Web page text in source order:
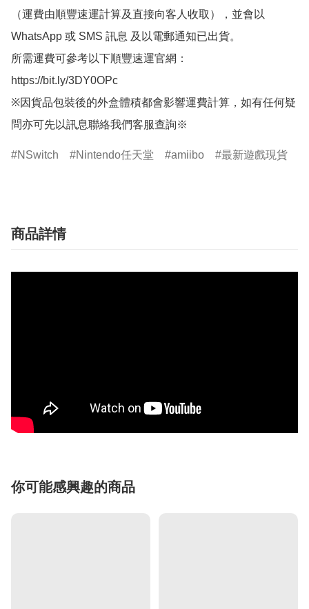
（運費由順豐速運計算及直接向客人收取），並會以
WhatsApp 或 SMS 訊息 及以電郵通知已出貨。
所需運費可參考以下順豐速運官網：
https://bit.ly/3DY0OPc
※因貨品包裝後的外盒體積都會影響運費計算，如有任何疑
問亦可先以訊息聯絡我們客服查詢※
NSwitch Nintendo任天堂 amiibo 最新遊戲現貨
商品詳情
你可能感興趣的商品